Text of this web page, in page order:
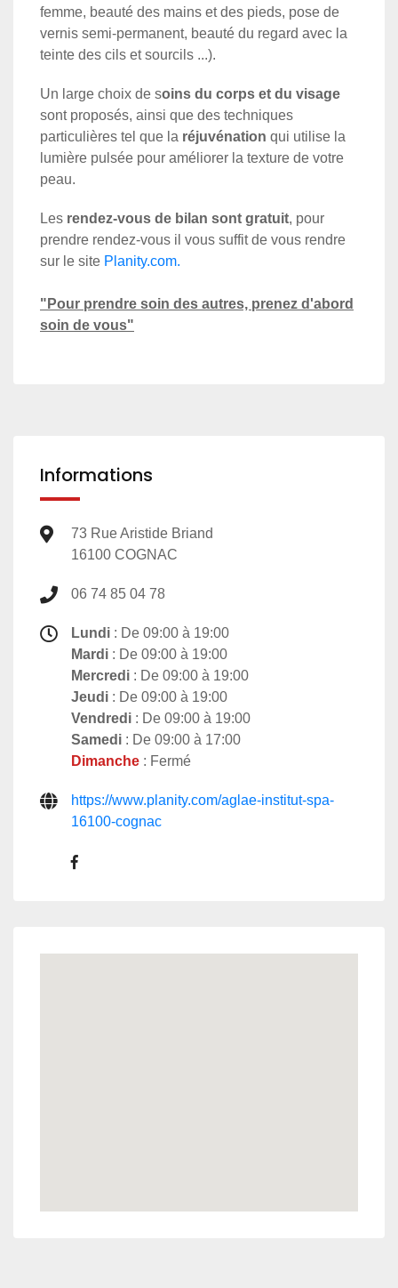
femme, beauté des mains et des pieds, pose de
vernis semi-permanent, beauté du regard avec la
teinte des cils et sourcils ...).
Un large choix de soins du corps et du visage
sont proposés, ainsi que des techniques
particulières tel que l a réjuvénation qui utilise la
lumière pulsée pour améliorer la texture de votre
peau.
Les rendez-vous de bilan sont gratuit, pour
prendre rendez-vous il vous suffit de vous rendre
sur le site Planity.com.
"Pour prendre soin des autres, prenez d'abord
soin de vous"
Informations
73 Rue Aristide Briand
16100 COGNAC
06 74 85 04 78
Lundi : De 09:00 à 19:00
Mardi : De 09:00 à 19:00
Mercredi : De 09:00 à 19:00
Jeudi : De 09:00 à 19:00
Vendredi : De 09:00 à 19:00
Samedi : De 09:00 à 17:00
Dimanche : Fermé
https://www.planity.com/aglae-institut-spa-
16100-cognac